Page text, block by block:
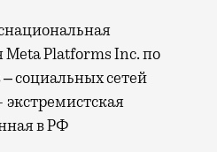
Platforms Inc. по
социальных сетей
в РФ